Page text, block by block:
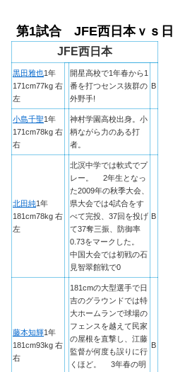
第1試合 JFE西日本ｖｓ
JFE西日本
黒田雅也1年
171cm77kg 右
左
開星高校で1年春から1
番を打つセンス抜群の
外野手!
B
小島千聖1年
171cm78kg 右
右
神村学園高校出身。小
柄ながら力のある打
者。
北田純1年
181cm78kg 右
左
北溟中学では軟式でプ
レー。 2年生となっ
た2009年の秋季大会、
県大会では4試合をす
べて完投、37回を投げ
て37奪三振、防御率
0.73をマークした。
中国大会では初戦の石
見智翠館戦で0
B
藤本知輝1年
181cm93kg 右
右
181cmの大型選手で日
吉のグラウンドでは特
大ホームランで球場の
フェンスを越えて民家
の屋根を直撃し、江藤
監督が何度も誤りに行
くほど。 3年春の明
B